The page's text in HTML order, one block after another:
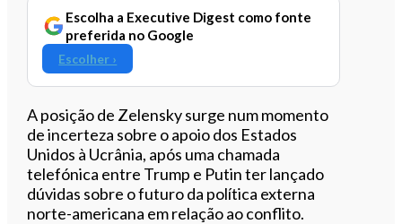
Escolha a Executive Digest como fonte
preferida no Google
Escolher ›
A posição de Zelensky surge num momento
de incerteza sobre o apoio dos Estados
Unidos à Ucrânia, após uma chamada
telefónica entre Trump e Putin ter lançado
dúvidas sobre o futuro da política externa
norte-americana em relação ao conflito.